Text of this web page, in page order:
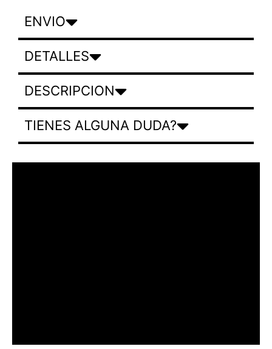
ENVIO
DETALLES
DESCRIPCION
TIENES ALGUNA DUDA?